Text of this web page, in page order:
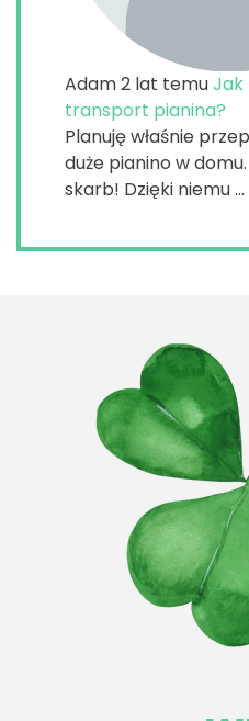
Adam2 lat temuJak
transport pianina?
Planuję właśnie
duże pianino w
skarb! Dzięki niemu ...